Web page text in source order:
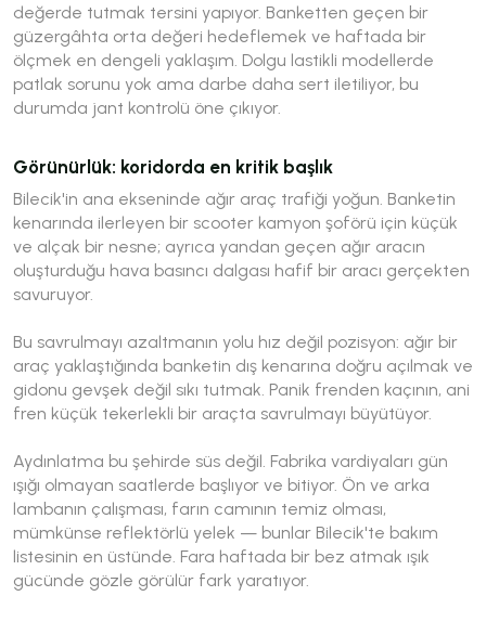
değerde tutmak tersini yapıyor. Banketten geçen bir
güzergâhta orta değeri hedeflemek ve haftada bir
ölçmek en dengeli yaklaşım. Dolgu lastikli modellerde
patlak sorunu yok ama darbe daha sert iletiliyor, bu
durumda jant kontrolü öne çıkıyor.
Görünürlük: koridorda en kritik başlık
Bilecik'in ana ekseninde ağır araç trafiği yoğun. Banketin
kenarında ilerleyen bir scooter kamyon şoförü için küçük
ve alçak bir nesne; ayrıca yandan geçen ağır aracın
oluşturduğu hava basıncı dalgası hafif bir aracı gerçekten
savuruyor.
Bu savrulmayı azaltmanın yolu hız değil pozisyon: ağır bir
araç yaklaştığında banketin dış kenarına doğru açılmak ve
gidonu gevşek değil sıkı tutmak. Panik frenden kaçının, ani
fren küçük tekerlekli bir araçta savrulmayı büyütüyor.
Aydınlatma bu şehirde süs değil. Fabrika vardiyaları gün
ışığı olmayan saatlerde başlıyor ve bitiyor. Ön ve arka
lambanın çalışması, farın camının temiz olması,
mümkünse reflektörlü yelek — bunlar Bilecik'te bakım
listesinin en üstünde. Fara haftada bir bez atmak ışık
gücünde gözle görülür fark yaratıyor.